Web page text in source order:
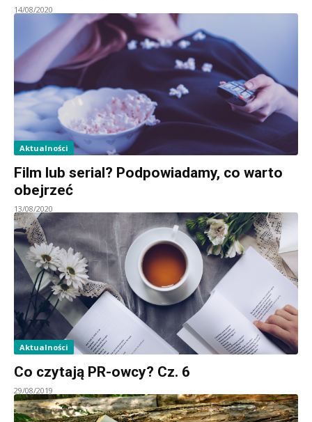
14/08/2020
Aktualności
Film lub serial? Podpowiadamy, co warto
obejrzeć
13/08/2020
Aktualności
Co czytają PR-owcy? Cz. 6
29/08/2019